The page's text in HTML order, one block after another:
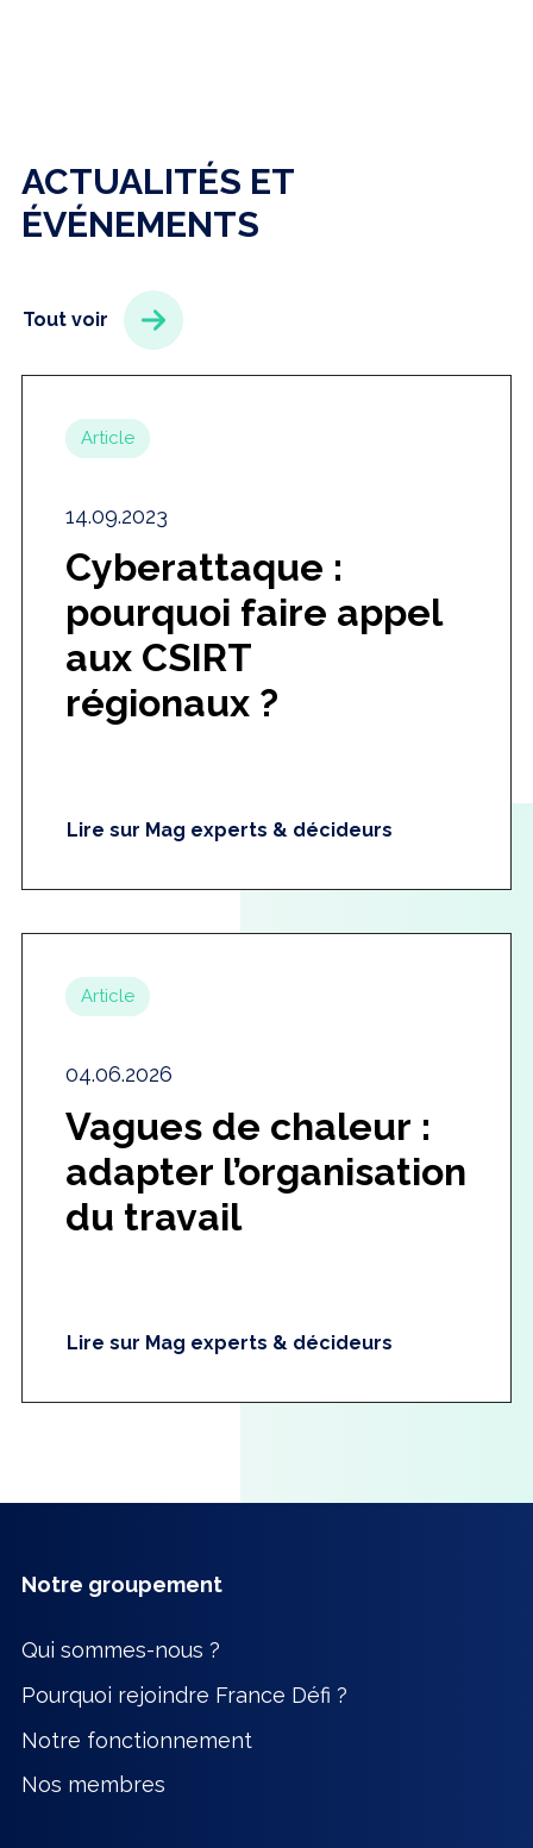
ACTUALITÉS ET
ÉVÉNEMENTS
Tout voir
Article
14.09.2023
Cyberattaque :
pourquoi faire appel
aux CSIRT
régionaux ?
Lire sur Mag experts & décideurs
Article
04.06.2026
Vagues de chaleur :
adapter l’organisation
du travail
Lire sur Mag experts & décideurs
Notre groupement
Qui sommes-nous ?
Pourquoi rejoindre France Défi ?
Notre fonctionnement
Nos membres